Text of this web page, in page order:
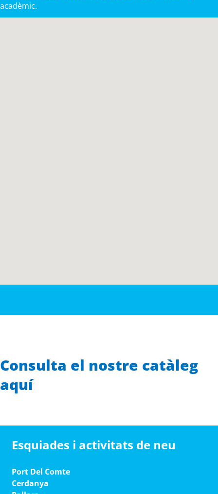
acadèmic.
Consulta el nostre catàleg
aquí
Esquiades i activitats de neu
Port Del Comte
Cerdanya